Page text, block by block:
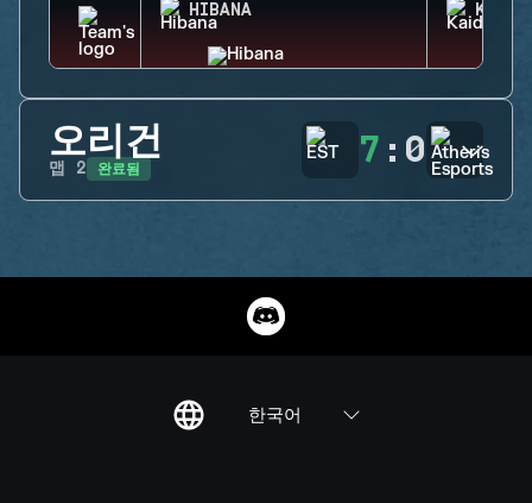
HIBANA KAID
오리건
맵 2 완료됨 7 : 0
한국어